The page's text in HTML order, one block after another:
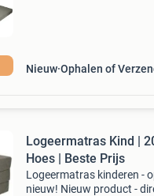
Nieuw Ophalen of
Logeermatras Kind |
Hoes | Beste Prijs
Logeermatras kinderen -
nieuw! Nieuw product -